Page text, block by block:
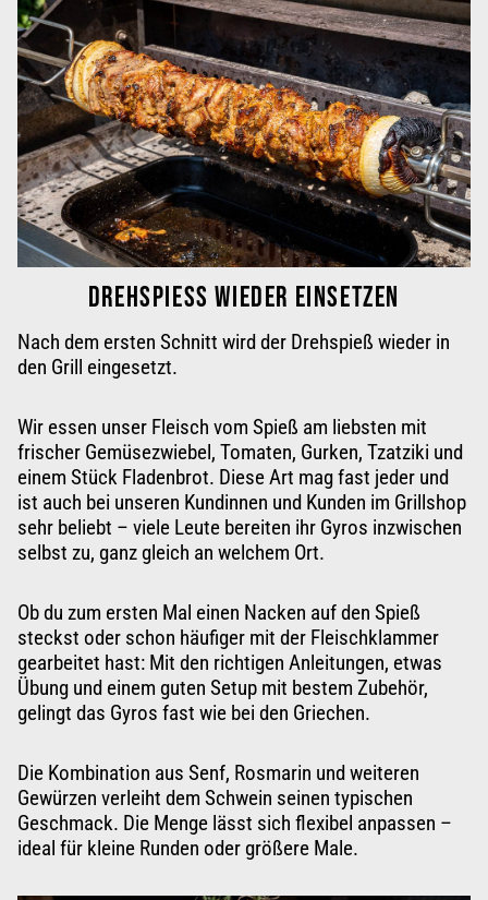
DREHSPIESS WIEDER EINSETZEN
Nach dem ersten Schnitt wird der Drehspieß wieder in
den Grill eingesetzt.
Wir essen unser Fleisch vom Spieß am liebsten mit
frischer Gemüsezwiebel, Tomaten, Gurken, Tzatziki und
einem Stück Fladenbrot. Diese Art mag fast jeder und
ist auch bei unseren Kundinnen und Kunden im Grillshop
sehr beliebt – viele Leute bereiten ihr Gyros inzwischen
selbst zu, ganz gleich an welchem Ort.
Ob du zum ersten Mal einen Nacken auf den Spieß
steckst oder schon häufiger mit der Fleischklammer
gearbeitet hast: Mit den richtigen Anleitungen, etwas
Übung und einem guten Setup mit bestem Zubehör,
gelingt das Gyros fast wie bei den Griechen.
Die Kombination aus Senf, Rosmarin und weiteren
Gewürzen verleiht dem Schwein seinen typischen
Geschmack. Die Menge lässt sich flexibel anpassen –
ideal für kleine Runden oder größere Male.